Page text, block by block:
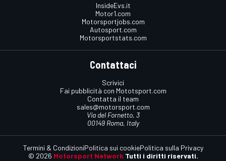
InsideEvs.it
Motor1.com
Motorsportjobs.com
Autosport.com
Motorsportstats.com
Contattaci
Scrivici
Fai pubblicità con Mototsport.com
Contatta il team
sales@motorsport.com
Via del Fornetto, 3
00149 Roma, Italy
© 2026 Motorsport Network Tutti i diritti riservati.
Termini & CondizioniPolitica sui cookiePolitica sulla Privacy